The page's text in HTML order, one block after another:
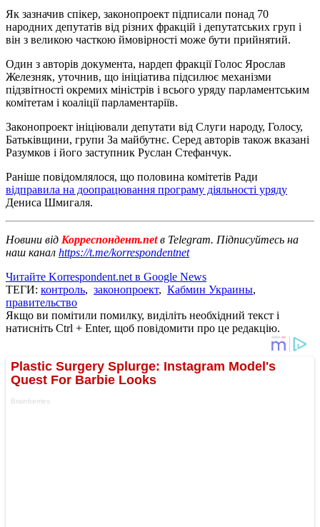
Як зазначив спікер, законопроект підписали понад 70
народних депутатів від різних фракцій і депутатських груп і
він з великою часткою ймовірності може бути прийнятий.
Один з авторів документа, нардеп фракції Голос Ярослав
Железняк, уточнив, що ініціатива підсилює механізми
підзвітності окремих міністрів і всього уряду парламентським
комітетам і коаліції парламентаріїв.
Законопроект ініціювали депутати від Слуги народу, Голосу,
Батьківщини, групи За майбутнє. Серед авторів також вказані
Разумков і його заступник Руслан Стефанчук.
Раніше повідомлялося, що половина комітетів Ради
відправила на доопрацювання програму діяльності уряду
Дениса Шмигаля.
Новини від Корреспондент.netв Telegram. Підписуйтесь на
наш канал https://t.me/korrespondentnet
Читайте Korrespondent.net в Google News
ТЕГИ: контроль, законопроект, Кабмин Украины,
правительство
Якщо ви помітили помилку, виділіть необхідний текст і
натисніть Ctrl + Enter, щоб повідомити про це редакцію.